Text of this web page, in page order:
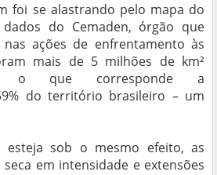
foi se alastrando pelo mapa do
do Cemaden, órgão que
ações de enfrentamento às
mais de 5 milhões de km²
o que corresponde a
do território brasileiro – um
sob o mesmo efeito, as
em intensidade e extensões